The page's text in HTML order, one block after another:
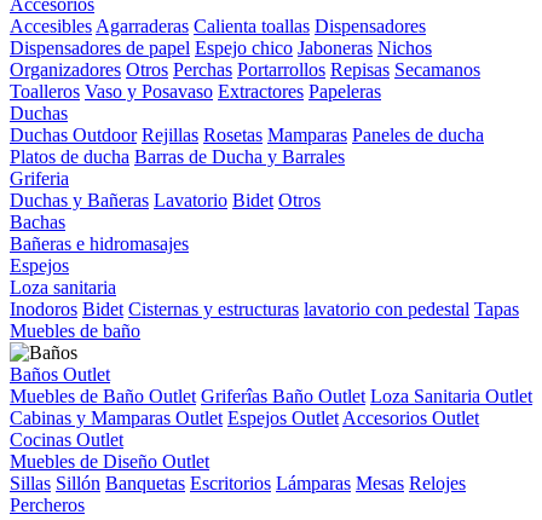
Accesorios
Accesibles Agarraderas Calienta toallas Dispensadores
Dispensadores de papel Espejo chico Jaboneras Nichos
Organizadores Otros Perchas Portarrollos Repisas Secamanos
Toalleros Vaso y Posavaso Extractores Papeleras
Duchas
Duchas Outdoor Rejillas Rosetas Mamparas Paneles de ducha
Platos de ducha Barras de Ducha y Barrales
Griferia
Duchas y Bañeras Lavatorio Bidet Otros
Bachas
Bañeras e hidromasajes
Espejos
Loza sanitaria
Inodoros Bidet Cisternas y estructuras lavatorio con pedestal Tapas
Muebles de baño
Baños Outlet
Muebles de Baño Outlet Griferîas Baño Outlet Loza Sanitaria Outlet
Cabinas y Mamparas Outlet Espejos Outlet Accesorios Outlet
Cocinas Outlet
Muebles de Diseño Outlet
Sillas Sillón Banquetas Escritorios Lámparas Mesas Relojes
Percheros